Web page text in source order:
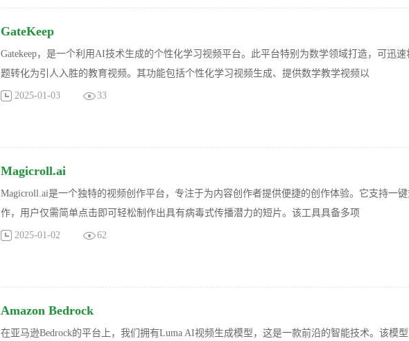
GateKeep
Gatekeep，是一个利用AI技术生成的个性化学习视频平台。此平台特别为数学领域打造，可迅速
题转化为引人入胜的教育视频。其功能包括个性化学习视频生成、提供数学教学视频以
2025-01-03 33
Magicroll.ai
Magicroll.ai是一个独特的视频创作平台，专注于为内容创作者提供便捷的创作体验。它支持一
作，用户仅需简单点击即可轻松制作出具有病毒式传播潜力的短片。该工具具备多项
2025-01-02 62
Amazon Bedrock
在亚马逊Bedrock的平台上，我们拥有Luma AI视频生成模型，这是一款前沿的智能技术。该模